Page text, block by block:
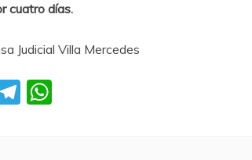
cuatro días.
Judicial Villa Mercedes
T